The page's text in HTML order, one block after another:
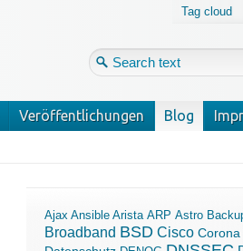
Tag cloud
Forgot your password?
Veröffentlichungen Blog
Ajax Ansible Arista ARP Astro
Broadband BSD Cisco Corona